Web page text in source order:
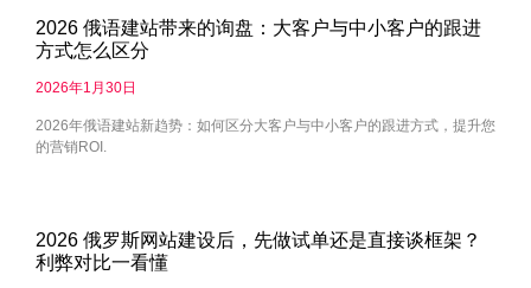
2026 俄语建站带来的询盘：大客户与中小客户的跟进
方式怎么区分
2026年1月30日
2026年俄语建站新趋势：如何区分大客户与中小客户的跟进方式，提升您
的营销ROI.
2026 俄罗斯网站建设后，先做试单还是直接谈框架？
利弊对比一看懂